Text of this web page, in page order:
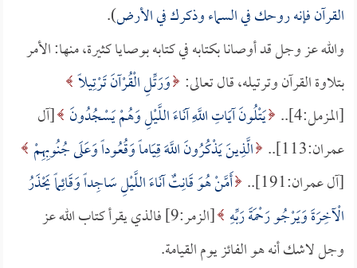
القرآن فإنه روحك في السماء وذكرك في الأرض).
والله عز وجل قد أوصانا بكتابه في كتابه بوصايا كثيرة، منها: الأمر
بتلاوة القرآن وترتيله، قال تعالى: وَرَتِّلِ الْقُرْآنَ تَرْتِيلاً
[المزمل:4]..
يَتْلُونَ آيَاتِ اللَّهِ آنَاءَ اللَّيْلِ وَهُمْ يَسْجُدُونَ [آل
عمران:113]..
الَّذِينَ يَذْكُرُونَ اللَّهَ قِيَاماً وَقُعُوداً وَعَلَى جُنُوبِهِمْ
[آل عمران:191]..
أَمَّنْ هُوَ قَانِتٌ آنَاءَ اللَّيْلِ سَاجِداً وَقَائِماً يَحْذَرُ
الْآخِرَةَ وَيَرْجُو رَحْمَةَ رَبِّهِ
[الزمر:9] فالذي يقرأ كتاب الله عز
وجل لاشك أنه هو الفائز يوم القيامة.